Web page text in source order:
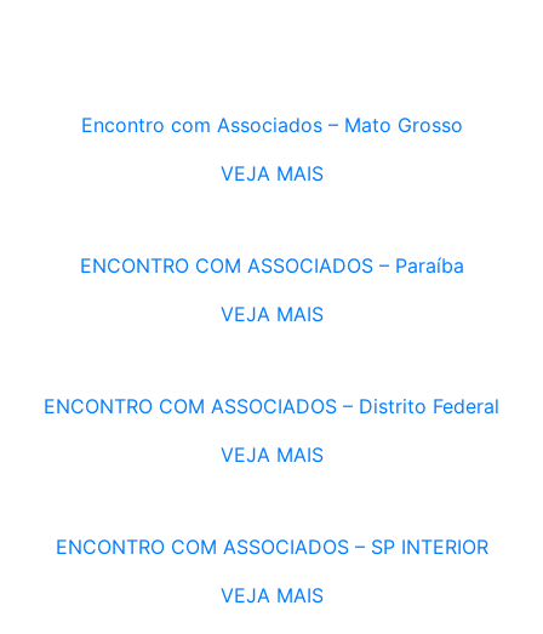
Encontro com Associados – Mato Grosso
VEJA MAIS
ENCONTRO COM ASSOCIADOS – Paraíba
VEJA MAIS
ENCONTRO COM ASSOCIADOS – Distrito Federal
VEJA MAIS
ENCONTRO COM ASSOCIADOS – SP INTERIOR
VEJA MAIS